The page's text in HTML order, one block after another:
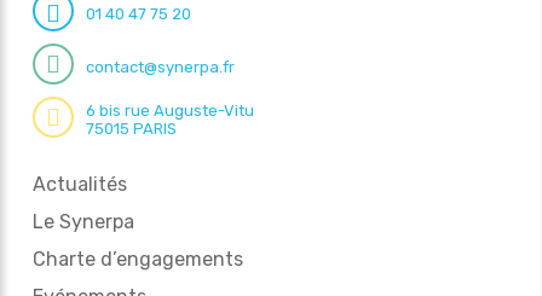
01 40 47 75 20
contact@synerpa.fr
6 bis rue Auguste-Vitu
75015 PARIS
Actualités
Le Synerpa
Charte d’engagements